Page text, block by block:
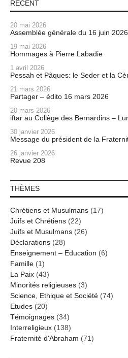
RÉCENT
20 mai 2026
Assemblée générale du 16 juin
19 mai 2026
Hommages à Pierre Labadie
1 avril 2026
Pessah et Pâques: le Seder et la
21 mars 2026
Partager – édito 16 mars 2026
20 mars 2026
iftar au Collège des Bernardins –
30 janvier 2026
Message du président de la
26 janvier 2026
Revue 208
THÈMES
Chrétiens et Musulmans (17)
Juifs et Chrétiens (22)
Juifs et Musulmans (26)
Déclarations (28)
Enseignement – Education (6)
Famille (1)
La Paix (43)
Minorités religieuses (3)
Science, Ethique et Société (74)
Etudes (20)
Témoignages (34)
Interreligieux (138)
Fraternité d'Abraham (71)